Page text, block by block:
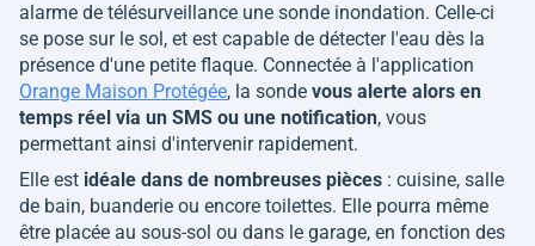
alarme de télésurveillance une sonde inondation. Celle-ci
se pose sur le sol, et est capable de détecter l'eau dès la
présence d'une petite flaque. Connectée à l'application
Orange Maison Protégée, la sonde vous alerte alors en
temps réel via un SMS ou une notification, vous
permettant ainsi d'intervenir rapidement.
Elle est idéale dans de nombreuses pièces : cuisine, salle
de bain, buanderie ou encore toilettes. Elle pourra même
être placée au sous-sol ou dans le garage, en fonction des